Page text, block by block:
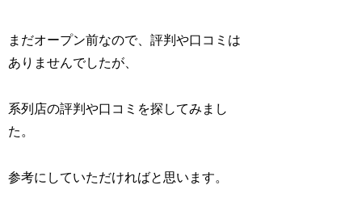
まだオープン前なので、評判や口コミは
ありませんでしたが、
系列店の評判や口コミを探してみまし
た。
参考にしていただければと思います。